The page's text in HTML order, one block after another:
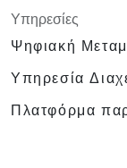
Υπηρεσίες
Ψηφιακή
Υπηρεσία
Πλατφόρμα